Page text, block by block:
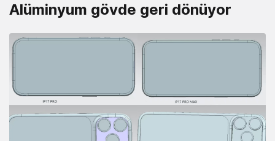
Alüminyum gövde geri dönüyor